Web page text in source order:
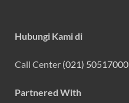
Hubungi Kami di
Call Center (021) 50517000
Partnered With